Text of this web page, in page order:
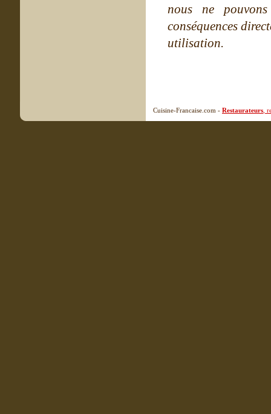
nous ne
conséquences
utilisation.
Cuisine-Francaise.com - Restaurateurs ,